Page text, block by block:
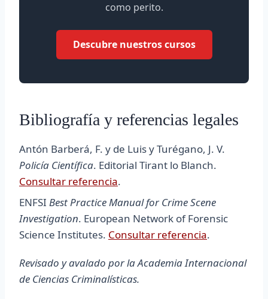
como perito.
Descubre nuestros cursos
Bibliografía y referencias legales
Antón Barberá, F. y de Luis y Turégano, J. V.
Policía Científica. Editorial Tirant lo Blanch.
Consultar referencia.
ENFSI Best Practice Manual for Crime Scene
Investigation. European Network of Forensic
Science Institutes. Consultar referencia.
Revisado y avalado por la Academia Internacional
de Ciencias Criminalísticas.